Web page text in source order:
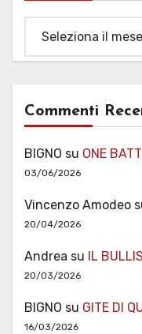
Commenti
BIGNO su ONE
03/06/2026
Vincenzo Amodeo
20/04/2026
Andrea su IL
20/03/2026
BIGNO su GITE DI
16/03/2026